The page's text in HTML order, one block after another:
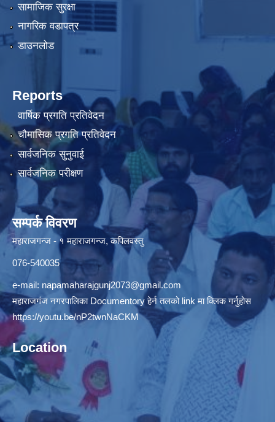
सामाजिक सुरक्षा
नागरिक वडापत्र
डाउनलोड
Reports
वार्षिक प्रगति प्रतिवेदन
चौमासिक प्रगति प्रतिवेदन
सार्वजनिक सुनुवाई
सार्वजनिक परीक्षण
सम्पर्क विवरण
महाराजगन्ज - १ महाराजगन्ज, कपिलवस्तु
076-540035
e-mail: napamaharajgunj2073@gmail.com
महाराजगंज नगरपालिका Documentory हेर्न तलको link मा क्लिक गर्नुहोस
https://youtu.be/nP2twnNaCKM
Location